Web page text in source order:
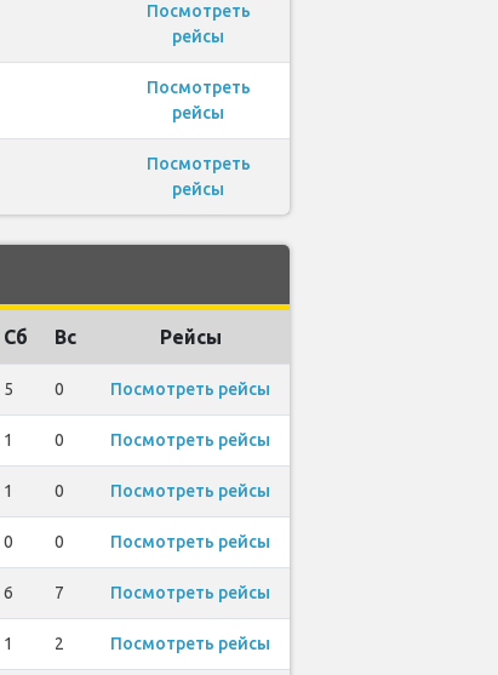
Посмотреть
рейсы
Посмотреть
рейсы
Посмотреть
рейсы
Сб Вс Рейсы
5 0 Посмотреть рейсы
1 0 Посмотреть рейсы
1 0 Посмотреть рейсы
0 0 Посмотреть рейсы
6 7 Посмотреть рейсы
1 2 Посмотреть рейсы